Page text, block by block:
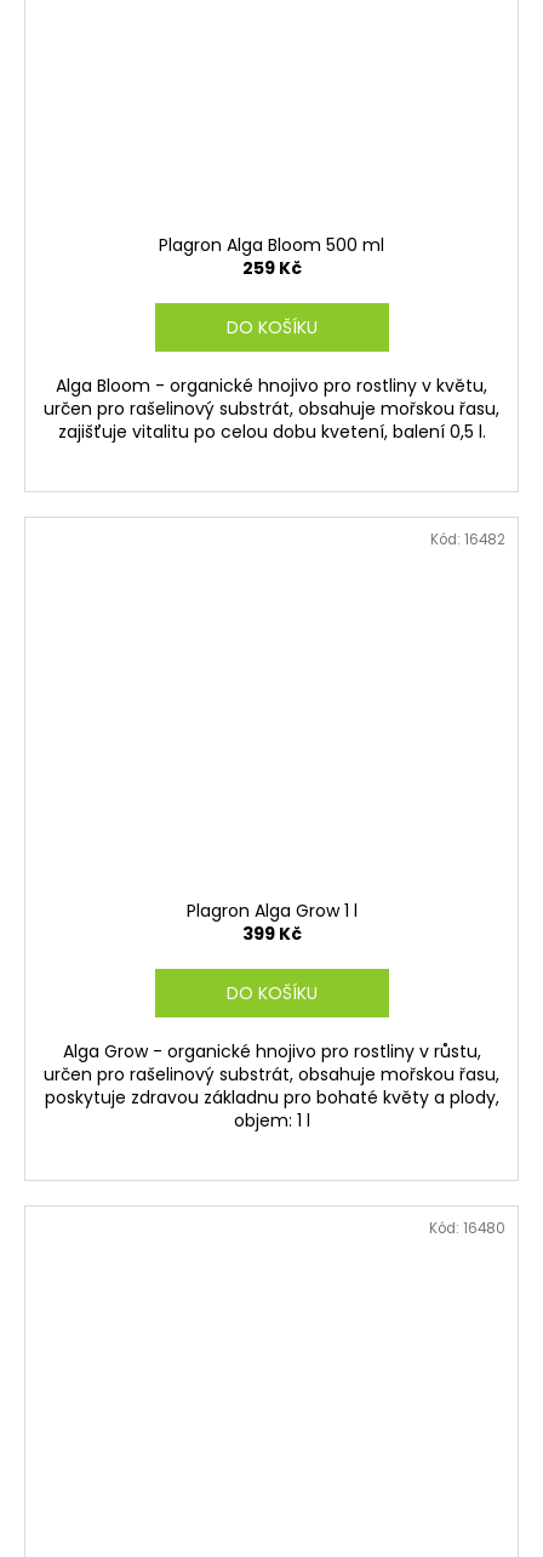
Plagron Alga Bloom 500 ml
259 Kč
DO KOŠÍKU
Alga Bloom - organické hnojivo pro rostliny v květu,
určen pro rašelinový substrát, obsahuje mořskou řasu,
zajišťuje vitalitu po celou dobu kvetení, balení 0,5 l.
Plagron Alga Grow 1 l
399 Kč
DO KOŠÍKU
Alga Grow - organické hnojivo pro rostliny v růstu,
určen pro rašelinový substrát, obsahuje mořskou řasu,
poskytuje zdravou základnu pro bohaté květy a plody,
objem: 1 l
Kód: 16482
Kód: 16480